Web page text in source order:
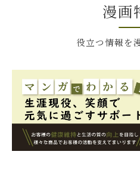
漫画
役立つ情報を